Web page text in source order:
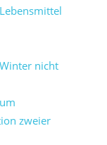
nicht
zweier